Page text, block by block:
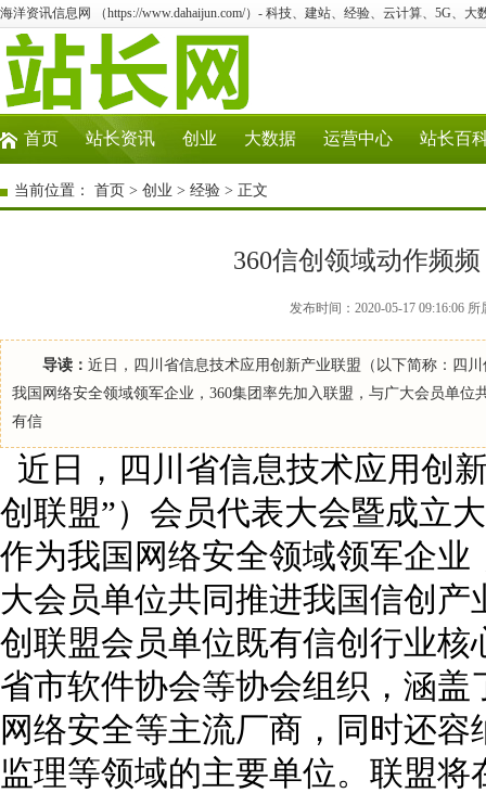
海洋资讯信息网 （https://www.dahaijun.com/）- 科技、建站、经验、云计算、5G、大
首页 站长资讯 创业 大数据 运营中心 站长百
当前位置： 首页 > 创业 > 经验 > 正文
360信创领域动作频
发布时间：2020-05-17 09:16:06
导读： 近日，四川省信息技术应用创新产业联盟（以下简称：四
我国网络安全领域领军企业，360集团率先加入联盟，与广大会员单
有信
近日，四川省信息技术应用创
创联盟”）会员代表大会暨成立
作为我国网络安全领域领军企
大会员单位共同推进我国信创
创联盟会员单位既有信创行业
省市软件协会等协会组织，涵
网络安全等主流厂商，同时还
监理等领域的主要单位。联盟